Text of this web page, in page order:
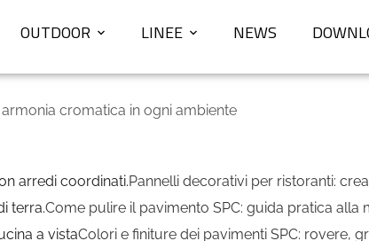
OUTDOOR LINEE NEWS
cromatica in ogni ambiente
Pannelli decorativi per ristoranti:
Come pulire il pavimento SPC: guida pratica alla
Colori e finiture dei pavimenti SPC: rovere,